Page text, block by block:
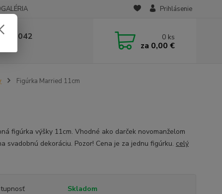
Prihlásenie
236 042 0 ks
za 0,00 €
Figúrka Married 11cm
figúrka výšky 11cm. Vhodné ako darček novomanželom
svadobnú dekoráciu. Pozor! Cena je za jednu figúrku. celý
Skladom